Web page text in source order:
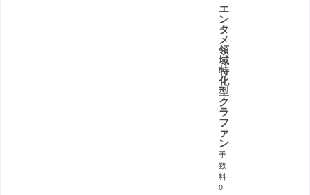
エ
ン
タ
メ
領
域
特
化
型
ク
ラ
フ
ァ
ン
手
数
料
0